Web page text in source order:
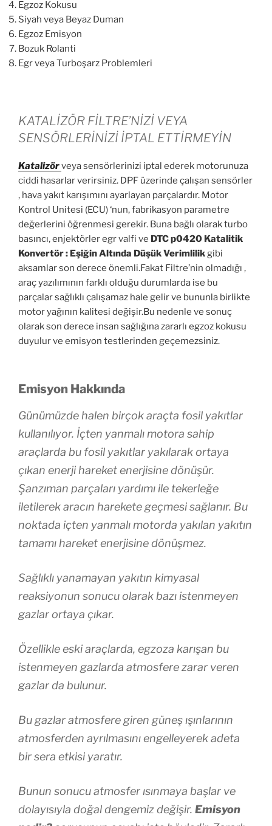
Egzoz Kokusu
Siyah veya Beyaz Duman
Egzoz Emisyon
Bozuk Rolanti
Egr veya Turboşarz Problemleri
KATALİZÖR FİLTRE’NİZİ VEYA
SENSÖRLERİNİZİ İPTAL ETTİRMEYİN
Katalizörveya sensörlerinizi iptal ederek motorunuza
ciddi hasarlar verirsiniz. DPF üzerinde çalışan sensörler
, hava yakıt karışımını ayarlayan parçalardır. Motor
Kontrol Unitesi (ECU) ‘nun, fabrikasyon parametre
değerlerini öğrenmesi gerekir. Buna bağlı olarak turbo
basıncı, enjektörler egr valfi ve DTC p0420 Katalitik
Konvertör : Eşiğin Altında Düşük Verimlilikgibi
aksamlar son derece önemli.Fakat Filtre’nin olmadığı ,
araç yazılımının farklı olduğu durumlarda ise bu
parçalar sağlıklı çalışamaz hale gelir ve bununla birlikte
motor yağının kalitesi değişir.Bu nedenle ve sonuç
olarak son derece insan sağlığına zararlı egzoz kokusu
duyulur ve emisyon testlerinden geçemezsiniz.
Emisyon Hakkında
Günümüzde halen birçok araçta fosil yakıtlar
kullanılıyor. İçten yanmalı motora sahip
araçlarda bu fosil yakıtlar yakılarak ortaya
çıkan enerji hareket enerjisine dönüşür.
Şanzıman parçaları yardımı ile tekerleğe
iletilerek aracın harekete geçmesi sağlanır. Bu
noktada içten yanmalı motorda yakılan yakıtın
tamamı hareket enerjisine dönüşmez.
Sağlıklı yanamayan yakıtın kimyasal
reaksiyonun sonucu olarak bazı istenmeyen
gazlar ortaya çıkar.
Özellikle eski araçlarda, egzoza karışan bu
istenmeyen gazlarda atmosfere zarar veren
gazlar da bulunur.
Bu gazlar atmosfere giren güneş ışınlarının
atmosferden ayrılmasını engelleyerek adeta
bir sera etkisi yaratır.
Bunun sonucu atmosfer ısınmaya başlar ve
dolayısıyla doğal dengemiz değişir. Emisyon